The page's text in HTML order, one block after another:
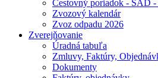
Cestovný poriadok - SAD -
Zvozový kalendár
Zvoz odpadu 2026
Zverejňovanie
Úradná tabuľa
Zmluvy, Faktúry,
Dokumenty